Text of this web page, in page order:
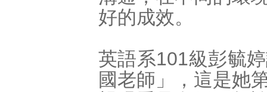
好的成效。
英語系101級彭毓
國老師」，這是她